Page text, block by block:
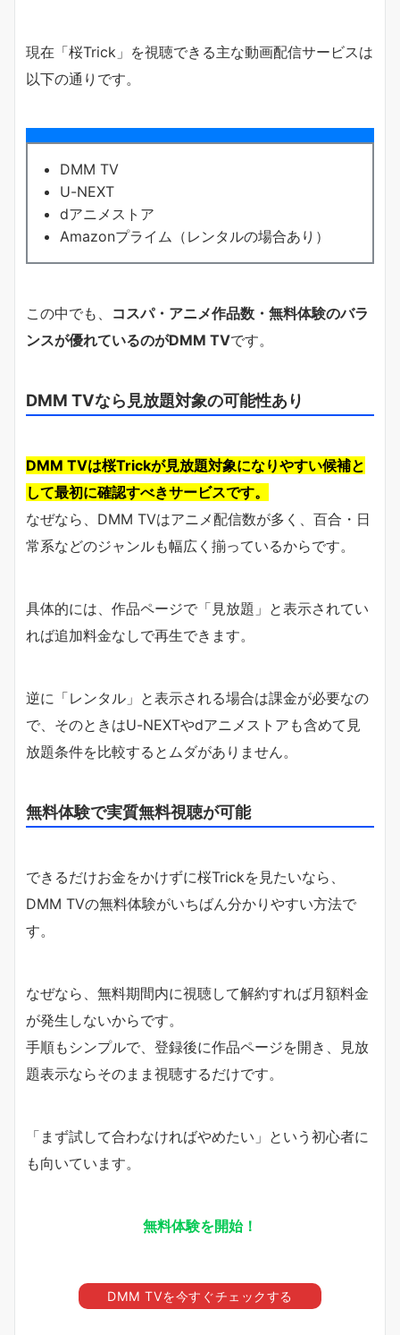
現在「桜Trick」を視聴できる主な動画配信サービスは
以下の通りです。
DMM TV
U-NEXT
dアニメストア
Amazonプライム（レンタルの場合あり）
この中でも、 コスパ・アニメ作品数・無料体験のバラ
ンスが優れているのがDMM TVです。
DMM TVなら見放題対象の可能性あり
DMM TVは桜Trickが見放題対象になりやすい候補と
して最初に確認すべきサービスです。
なぜなら、DMM TVはアニメ配信数が多く、百合・日
常系などのジャンルも幅広く揃っているからです。
具体的には、作品ページで「見放題」と表示されてい
れば追加料金なしで再生できます。
逆に「レンタル」と表示される場合は課金が必要なの
で、そのときはU-NEXTやdアニメストアも含めて見
放題条件を比較するとムダがありません。
無料体験で実質無料視聴が可能
できるだけお金をかけずに桜Trickを見たいなら、
DMM TVの無料体験がいちばん分かりやすい方法で
す。
なぜなら、無料期間内に視聴して解約すれば月額料金
が発生しないからです。
手順もシンプルで、登録後に作品ページを開き、見放
題表示ならそのまま視聴するだけです。
「まず試して合わなければやめたい」という初心者に
も向いています。
無料体験を開始！
DMM TVを今すぐチェックする